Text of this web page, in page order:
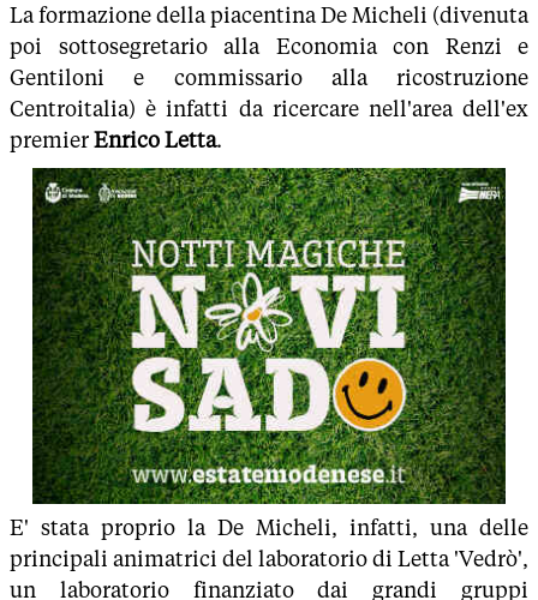
La formazione della piacentina De Micheli (divenuta
poi sottosegretario alla Economia con Renzi e
Gentiloni e commissario alla ricostruzione
Centroitalia) è infatti da ricercare nell'area dell'ex
premierEnrico Letta.
E' stata proprio la De Micheli, infatti, una delle
principali animatrici del laboratorio di Letta 'Vedrò',
un laboratorio finanziato dai grandi gruppi